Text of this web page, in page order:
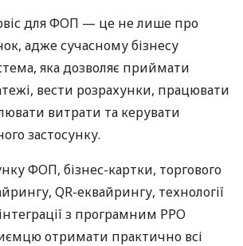
для ФОП — це не лише про
адже сучасному бізнесу
яка дозволяє приймати
вести розрахунки, працювати
витрати та керувати
застосунку.
ФОП, бізнес-картки, торгового
QR-еквайрингу, технології
з програмним РРО
отримати практично всі